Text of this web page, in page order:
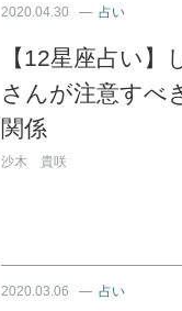
2020.04.30 占い
【12星座占い】
さんが注意すべ
関係
沙木 貴咲
2020.03.06 占い